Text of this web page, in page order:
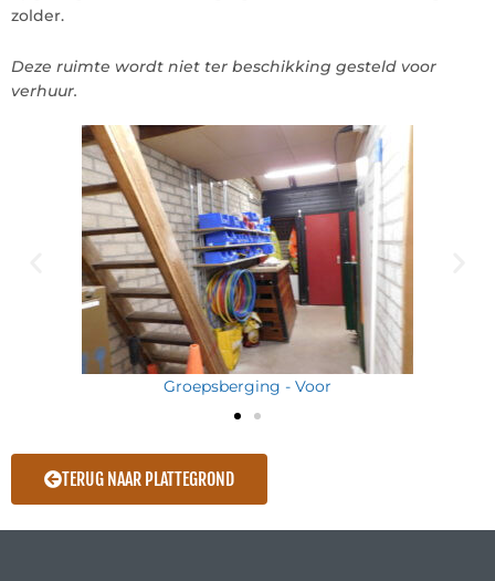
zolder.
Deze ruimte wordt niet ter beschikking gesteld voor
verhuur.
Groepsberging - Voor
TERUG NAAR PLATTEGROND